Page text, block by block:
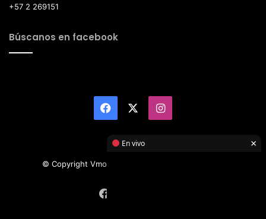
+57 2 269151
Búscanos en facebook
Facebook Instagram
© Copyright Vmotor TI 2026, All Rights Reserved
En vivo ×